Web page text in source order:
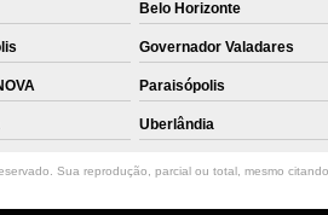
Belo Horizonte
Governador Valadares
Paraisópolis
Uberlândia
Sua reprodução, parcial ou total, mesmo